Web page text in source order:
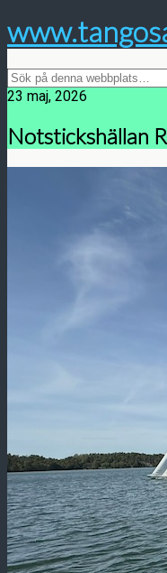
23 maj, 2026
Notstickshällan